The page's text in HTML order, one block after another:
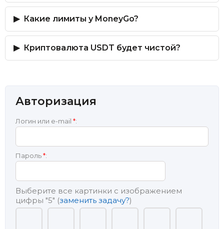
Какие лимиты у MoneyGo?
Криптовалюта USDT будет чистой?
Авторизация
Логин или e-mail *:
Пароль*:
Выберите все картинки с изображением
цифры "5" (заменить задачу?)